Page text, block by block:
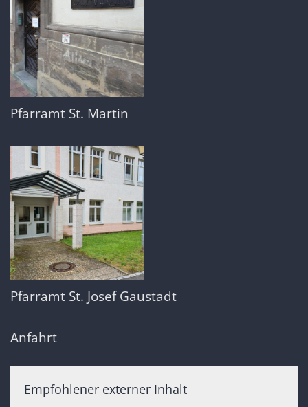
Pfarramt St. Martin
Pfarramt St. Josef Gaustadt
Anfahrt
Empfohlener externer Inhalt